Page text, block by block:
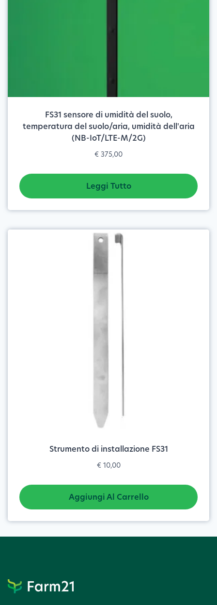
FS31 sensore di umidità del suolo,
temperatura del suolo/aria, umidità dell'aria
(NB-IoT/LTE-M/2G)
€ 375,00
Leggi Tutto
Strumento di installazione FS31
€ 10,00
Aggiungi Al Carrello